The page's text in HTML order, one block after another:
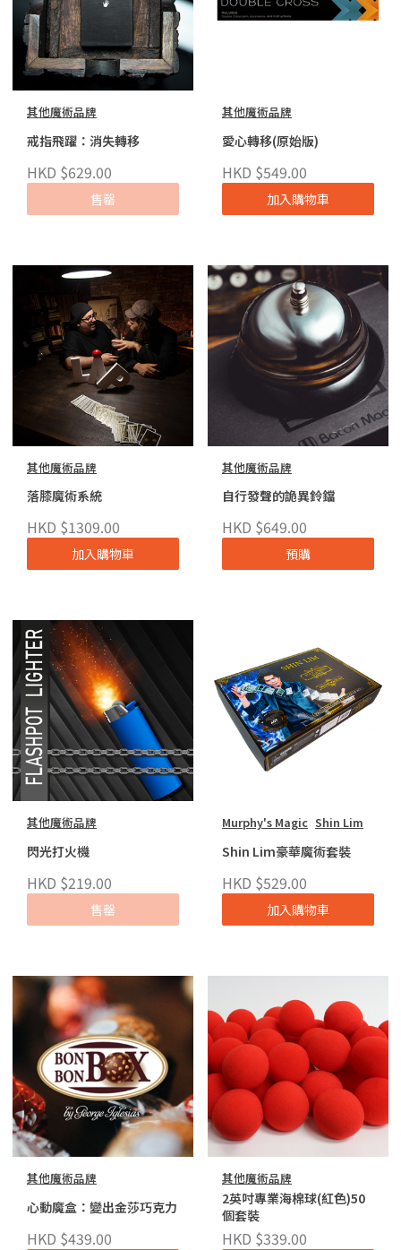
其他魔術品牌
戒指飛躍：消失轉移
HKD $629.00
售罄
其他魔術品牌
愛心轉移(原始版)
HKD $549.00
加入購物車
其他魔術品牌
落膝魔術系統
HKD $1309.00
加入購物車
其他魔術品牌
自行發聲的詭異鈴鐺
HKD $649.00
預購
其他魔術品牌
閃光打火機
HKD $219.00
售罄
Murphy's Magic Shin Lim
Shin Lim豪華魔術套裝
HKD $529.00
加入購物車
其他魔術品牌
心動魔盒：變出金莎巧克力
HKD $439.00
其他魔術品牌
2英吋專業海棉球(紅色)50
個套裝
HKD $339.00